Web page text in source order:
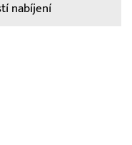
nabíjení